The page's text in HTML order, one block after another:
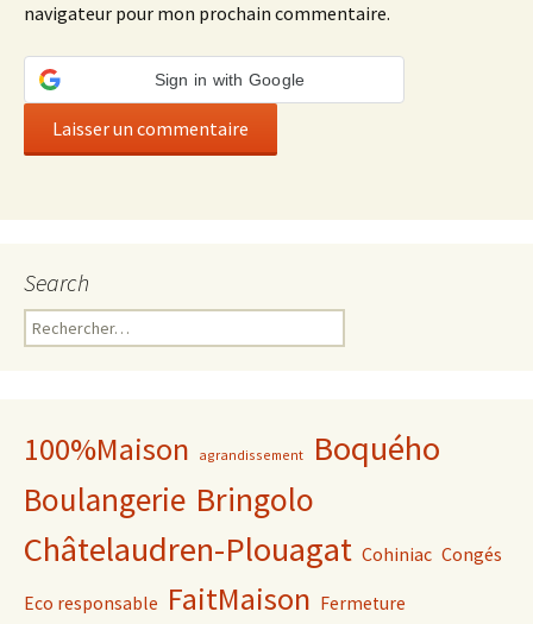
navigateur pour mon prochain commentaire.
Sign in with Google
Search
Rechercher :
100%Maison agrandissement Boquého
Boulangerie Bringolo
Châtelaudren-Plouagat Cohiniac Congés
Eco responsable FaitMaison Fermeture